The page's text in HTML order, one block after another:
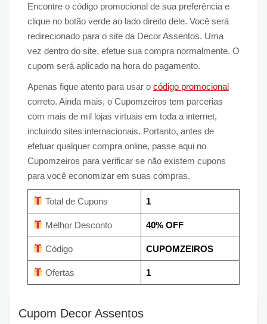
Encontre o código promocional de sua preferência e
clique no botão verde ao lado direito dele. Você será
redirecionado para o site da Decor Assentos. Uma
vez dentro do site, efetue sua compra normalmente. O
cupom será aplicado na hora do pagamento.
Apenas fique atento para usar o código promocional
correto. Ainda mais, o Cupomzeiros tem parcerias
com mais de mil lojas virtuais em toda a internet,
incluindo sites internacionais. Portanto, antes de
efetuar qualquer compra online, passe aqui no
Cupomzeiros para verificar se não existem cupons
para você economizar em suas compras.
Total de Cupons 1
Melhor Desconto 40% OFF
Código CUPOMZEIROS
Ofertas 1
Cupom Decor Assentos